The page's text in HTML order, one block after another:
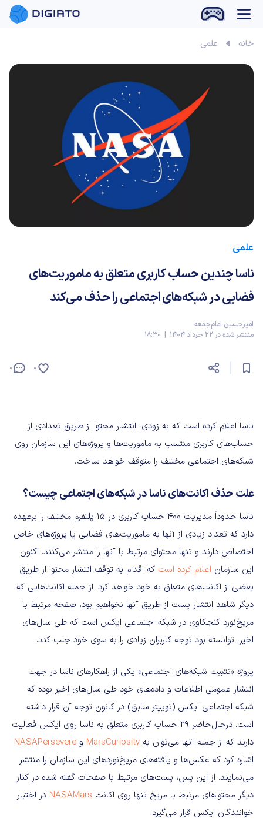
بازی آنلاین
خانه علمی
علمی
ناسا چندین حساب کاربری متعلق به ماموریت‌های
فضایی در شبکه‌های اجتماعی را حذف می‌کند
امیرحسین امام‌جمعه
منتشر شده در 22 خرداد 1404 | 18:30
0 0
ناسا اعلام کرده است که به زودی، انتشار محتوا از طریق تعدادی از
حساب‌های کاربری منتسب به ماموریت‌ها و پروژه‌های این سازمان روی
شبکه‌های اجتماعی مختلف را متوقف خواهد ساخت.
علت حذف اکانت‌های ناسا در شبکه‌های اجتماعی چیست؟
ناسا حدوداً مدیریت ۴۰۰ حساب کاربری در ۱۵ پلتفرم مختلف را برعهده
دارد که تعداد زیادی از آنها به ماموریت‌های فضایی یا پروژه‌های خاص
اختصاص دارند و تنها محتوای مرتبط با آنها را منتشر می‌کنند. اکنون
این سازمان اعلام کرده است که اقدام به توقف انتشار محتوا از طریق
بعضی از اکانت‌های متعلق به خود خواهد کرد. از جمله اکانت‌هایی که
دیگر شاهد انتشار پست از طریق آنها نخواهیم بود، صفحه مرتبط با
مریخ‌نورد کنجکاوی در شبکه اجتماعی ایکس است که طی سال‌های
اخیر، توانسته بود توجه کاربران زیادی را به سوی خود جلب کند.
پروژه «تثبیت شبکه‌های اجتماعی» یکی از راهکارهای ناسا در جهت
انتشار عمومی اطلاعات و داده‌های خود طی سال‌های اخیر بوده که
شبکه اجتماعی ایکس (توییتر سابق) در کانون توجه آن قرار داشته
است. درحال‌حاضر ۲۹ حساب کاربری متعلق به ناسا روی ایکس فعالیت
دارند که از جمله آنها می‌توان به MarsCuriosity و NASAPersevere
اشاره کرد که عکس‌ها و یافته‌های مریخ‌نوردهای این سازمان را منتشر
می‌نمایند. از این پس، پست‌های مرتبط با صفحات گفته شده در کنار
دیگر محتواهای مرتبط با مریخ تنها روی اکانت NASAMars در اختیار
خوانندگان ایکس قرار می‌گیرد.